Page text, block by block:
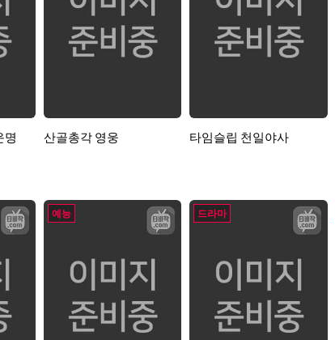
명 산골총각 영웅 타임슬립 천일야사
예능 드라마